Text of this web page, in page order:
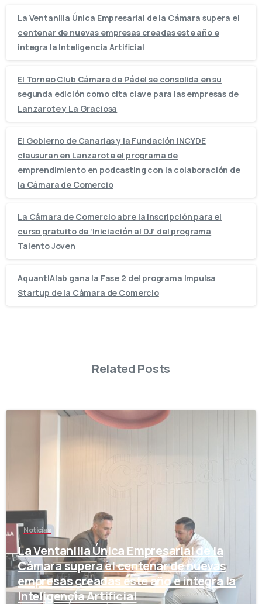
La Ventanilla Única Empresarial de la Cámara supera el
centenar de nuevas empresas creadas este año e
integra la Inteligencia Artificial
El Torneo Club Cámara de Pádel se consolida en su
segunda edición como cita clave para las empresas de
Lanzarote y La Graciosa
El Gobierno de Canarias y la Fundación INCYDE
clausuran en Lanzarote el programa de
emprendimiento en podcasting con la colaboración de
la Cámara de Comercio
La Cámara de Comercio abre la inscripción para el
curso gratuito de ‘Iniciación al DJ’ del programa
Talento Joven
AquantIAlab gana la Fase 2 del programa Impulsa
Startup de la Cámara de Comercio
Related Posts
Noticias
La Ventanilla Única Empresarial de la
Cámara supera el centenar de nuevas
empresas creadas este año e integra la
Inteligencia Artificial